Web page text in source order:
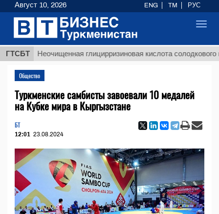
ГТСБТ
Неочищенная глицирризиновая кислота солодкового корня
Общество
Туркменские самбисты завоевали 10 медалей
на Кубке мира в Кыргызстане
БТ
12:01 23.08.2024
Август 10, 2026 ENG TM РУС